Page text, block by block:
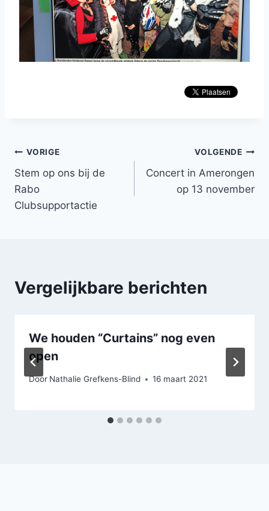
Bericht
navigatie
VORIGE
Stem op ons bij de
Rabo
Clubsupportactie
VOLGENDE
Concert in Amerongen
op 13 november
Vergelijkbare berichten
We houden “Curtains” nog even
open
Door Nathalie Grefkens-Blind 16 maart 2021